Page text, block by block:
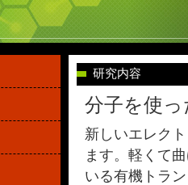
研究内容
分子を使
新しいエレク
ます。軽くて
いる有機トラ